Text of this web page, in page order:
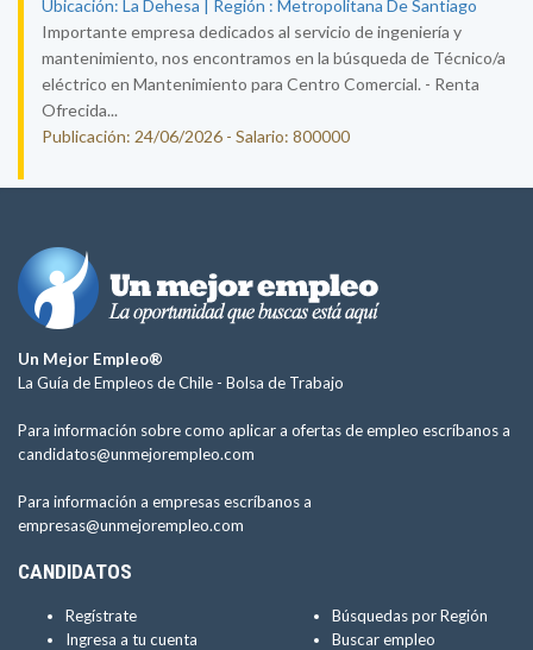
Ubicación: La Dehesa | Región : Metropolitana De Santiago
Importante empresa dedicados al servicio de ingeniería y
mantenimiento, nos encontramos en la búsqueda de Técnico/a
eléctrico en Mantenimiento para Centro Comercial. - Renta
Ofrecida...
Publicación: 24/06/2026 - Salario: 800000
Un Mejor Empleo®
La Guía de Empleos de Chile - Bolsa de Trabajo
Para información sobre como aplicar a ofertas de empleo escríbanos a
candidatos@unmejorempleo.com
Para información a empresas escríbanos a
empresas@unmejorempleo.com
CANDIDATOS
Regístrate
Ingresa a tu cuenta
Búsquedas por Región
Buscar empleo